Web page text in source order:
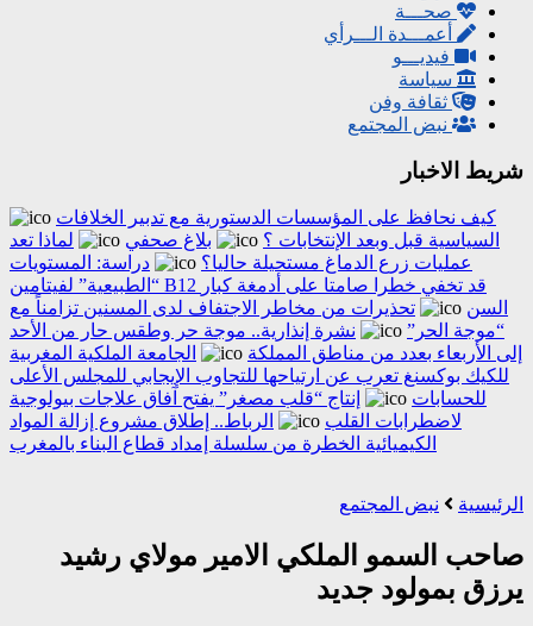
صحـــة
أعمـــدة الـــرأي
فيديـــو
سياسة
ثقافة وفن
نبض المجتمع
شريط الاخبار
كيف نحافظ على المؤسسات الدستورية مع تدبير الخلافات
السياسية قبل وبعد الإنتخابات ؟
بلاغ صحفي
لماذا تعد
عمليات زرع الدماغ مستحيلة حاليا؟
دراسة: المستويات
“الطبيعية” لفيتامين B12 قد تخفي خطرا صامتا على أدمغة كبار
السن
تحذيرات من مخاطر الاجتفاف لدى المسنين تزامناً مع
“موجة الحر”
نشرة إنذارية.. موجة حر وطقس حار من الأحد
إلى الأربعاء بعدد من مناطق المملكة
الجامعة الملكية المغربية
للكيك بوكسنغ تعرب عن ارتياحها للتجاوب الإيجابي للمجلس الأعلى
للحسابات
إنتاج “قلب مصغر” يفتح آفاق علاجات بيولوجية
لاضطرابات القلب
الرباط.. إطلاق مشروع إزالة المواد
الكيميائية الخطرة من سلسلة إمداد قطاع البناء بالمغرب
الرئيسية نبض المجتمع
صاحب السمو الملكي الامير مولاي رشيد
يرزق بمولود جديد